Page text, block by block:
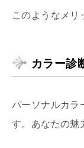
このようなメリ
カラー診
パーソナルカラ
す。あなたの魅